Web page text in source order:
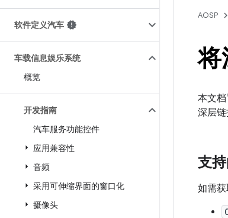
软件定义汽车
车载信息娱乐系统
概览
开发指南
汽车服务功能控件
应用兼容性
音频
采用可伸缩界面的窗口化
摄像头
AOSP
将
本文
深层链
支
如需